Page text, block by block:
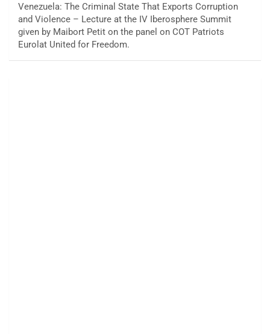
Venezuela: The Criminal State That Exports Corruption
and Violence – Lecture at the IV Iberosphere Summit
given by Maibort Petit on the panel on COT Patriots
Eurolat United for Freedom.